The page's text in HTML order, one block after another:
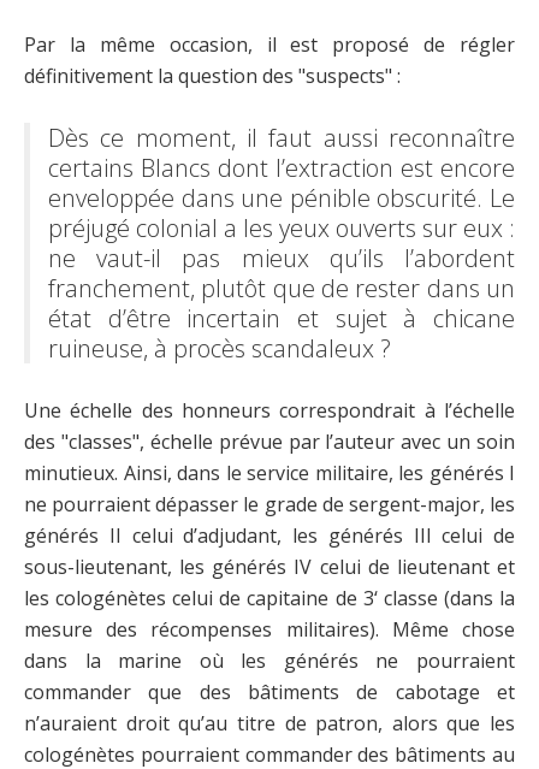
Par la même occasion, il est proposé de régler
définitivement la question des "suspects" :
Dès ce moment, il faut aussi reconnaître
certains Blancs dont l’extraction est encore
enveloppée dans une pénible obscurité. Le
préjugé colonial a les yeux ouverts sur eux :
ne vaut-il pas mieux qu’ils l’abordent
franchement, plutôt que de rester dans un
état d’être incertain et sujet à chicane
ruineuse, à procès scandaleux ?
Une échelle des honneurs correspondrait à l’échelle
des "classes", échelle prévue par l’auteur avec un soin
minutieux. Ainsi, dans le service militaire, les générés I
ne pourraient dépasser le grade de sergent-major, les
générés II celui d’adjudant, les générés III celui de
sous-lieutenant, les générés IV celui de lieutenant et
les cologénètes celui de capitaine de 3‘ classe (dans la
mesure des récompenses militaires). Même chose
dans la marine où les générés ne pourraient
commander que des bâtiments de cabotage et
n’auraient droit qu’au titre de patron, alors que les
cologénètes pourraient commander des bâtiments au